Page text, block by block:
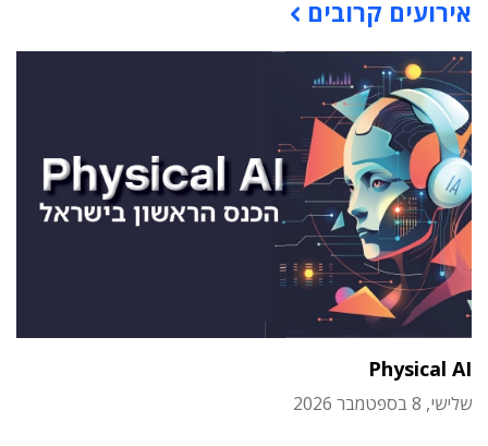
אירועים קרובים
Physical AI
שלישי, 8 בספטמבר 2026